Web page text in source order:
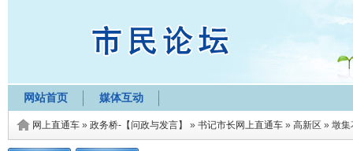
网站首页 媒体互动
网上直通车 » 政务桥-【问政与发言】 » 书记市长网上直通车 » 高新区 » 墩集